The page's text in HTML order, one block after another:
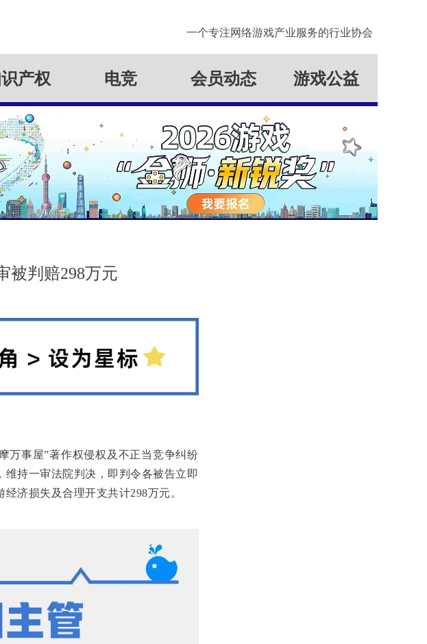
产权 电竞 会员动态 游戏公益
一个专注网络游戏产业服务的行业协会
被判赔298万元
万事屋”著作权侵权及不正当竞争纠纷
持一审法院判决，即判令各被告立即
济损失及合理开支共计298万元。